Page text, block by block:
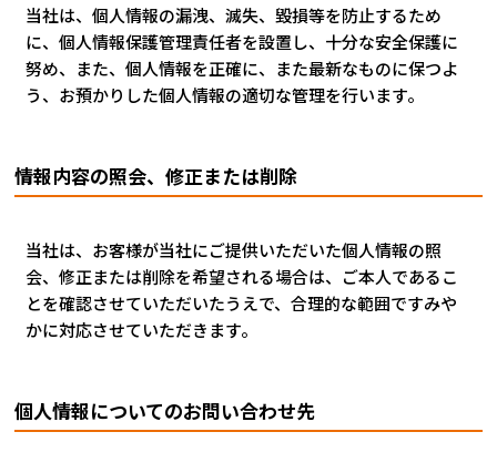
当社は、個人情報の漏洩、滅失、毀損等を防止するため
に、個人情報保護管理責任者を設置し、十分な安全保護に
努め、また、個人情報を正確に、また最新なものに保つよ
う、お預かりした個人情報の適切な管理を行います。
情報内容の照会、修正または削除
当社は、お客様が当社にご提供いただいた個人情報の照
会、修正または削除を希望される場合は、ご本人であるこ
とを確認させていただいたうえで、合理的な範囲ですみや
かに対応させていただきます。
個人情報についてのお問い合わせ先